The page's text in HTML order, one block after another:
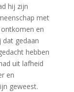
hij zijn
met
en
dat gedaan
hebben
uit lafheid
en
geweest.